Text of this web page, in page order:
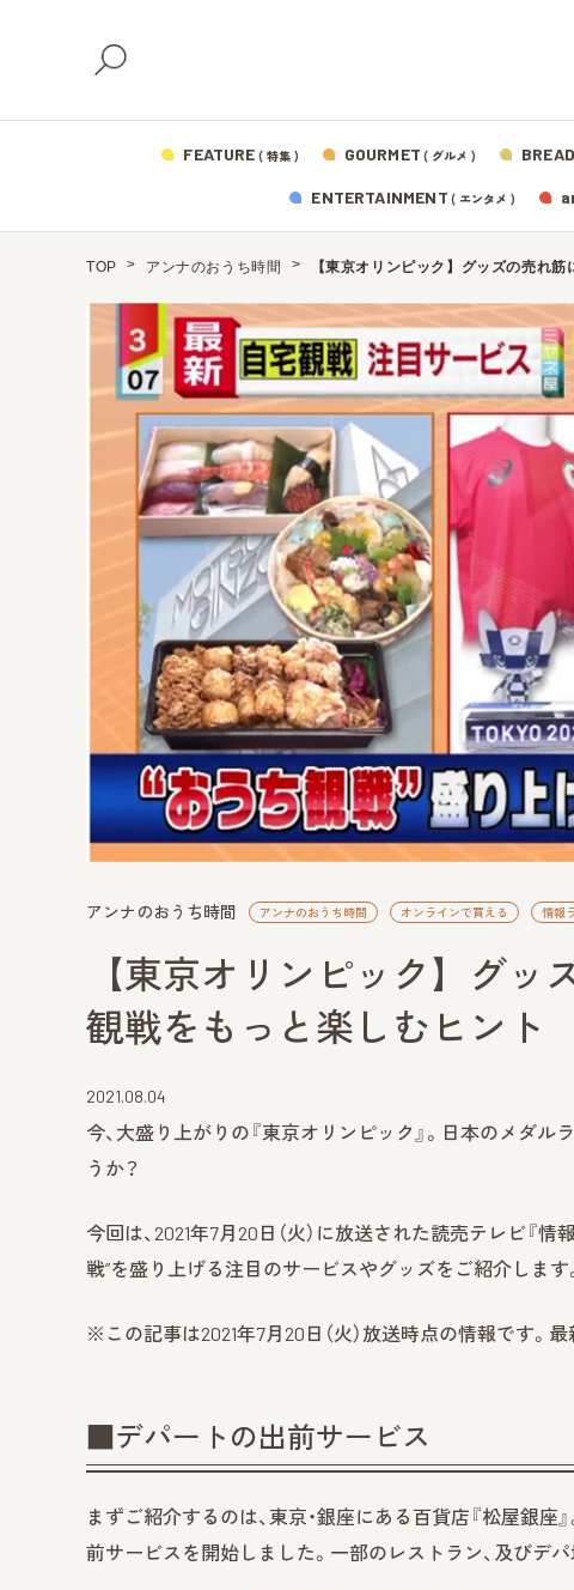
FEATURE ( 特集 ) GOURMET ( グルメ ) BREAD
ENTERTAINMENT ( エンタメ )
TOP アンナのおうち時間 【東京オリンピック】グッズの売れ
アンナのおうち時間 アンナのおうち時間 オンラインで買える 情報
【東京オリンピック】グッ
観戦をもっと楽しむヒント
2021.08.04
今、大盛り上がりの『東京オリンピック』。日本のメダ
うか？
今回は、2021年7月20日（火）に放送された読売テレビ『
戦”を盛り上げる注目のサービスやグッズをご紹介します
※この記事は2021年7月20日（火）放送時点の情報です。
■デパートの出前サービス
まずご紹介するのは、東京・銀座にある百貨店『松屋銀
前サービスを開始しました。一部のレストラン、及びデ